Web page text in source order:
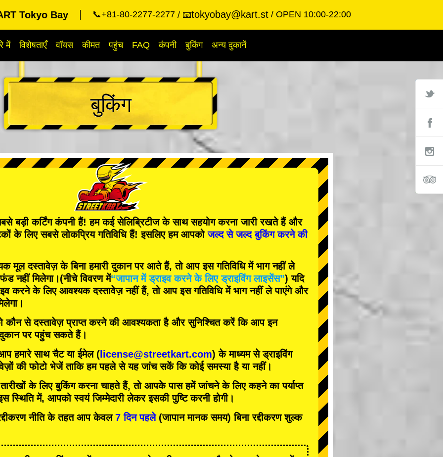
Tokyo Bay 📞+81-80-2277-2277 📧tokyobay@kart.st OPEN 10:00-22:00
में विशेषताएँ वॉयस कीमत पहुंच FAQ कंपनी बुकिंग अन्य दुकानें
बुकिंग
बड़ी कर्टिंग कंपनीहैं! हमकई सेलिब्रिटीजके साथ सहयोग करना जारी रखते हैं और
के लिएसबसे लोकप्रिय गतिविधिहैं! इसलिए हम आपकोजल्द से जल्द बुकिंग करने की
मूल दस्तावेज़ के बिना हमारी दुकान पर आते हैं, तो आप इस गतिविधि में भाग नहीं ले
नहीं मिलेगा।(नीचे विवरण में“जापान में ड्राइव करने के लिए ड्राइविंग लाइसेंस”) यदि
करने के लिए आवश्यक दस्तावेज़ नहीं हैं, तो आप इस गतिविधि में भाग नहीं ले पाएंगे और
कौन से दस्तावेज़ प्राप्त करने की आवश्यकता है और सुनिश्चित करें कि आप इन
दुकान पर पहुंच सकते हैं।
हमारे साथ चैट या ईमेल ( license@streetkart.com) के माध्यम से ड्राइविंग
की फोटो भेजें ताकि हम पहले से यह जांच सकें कि कोई समस्या है या नहीं।
के लिए बुकिंग करना चाहते हैं, तो आपके पास हमें जांचने के लिए कहने का पर्याप्त
स्थिति में, आपको स्वयं जिम्मेदारी लेकर इसकी पुष्टि करनी होगी।
नीति के तहत आप केवल7 दिन पहले(जापान मानक समय) बिना रद्दीकरण शुल्क